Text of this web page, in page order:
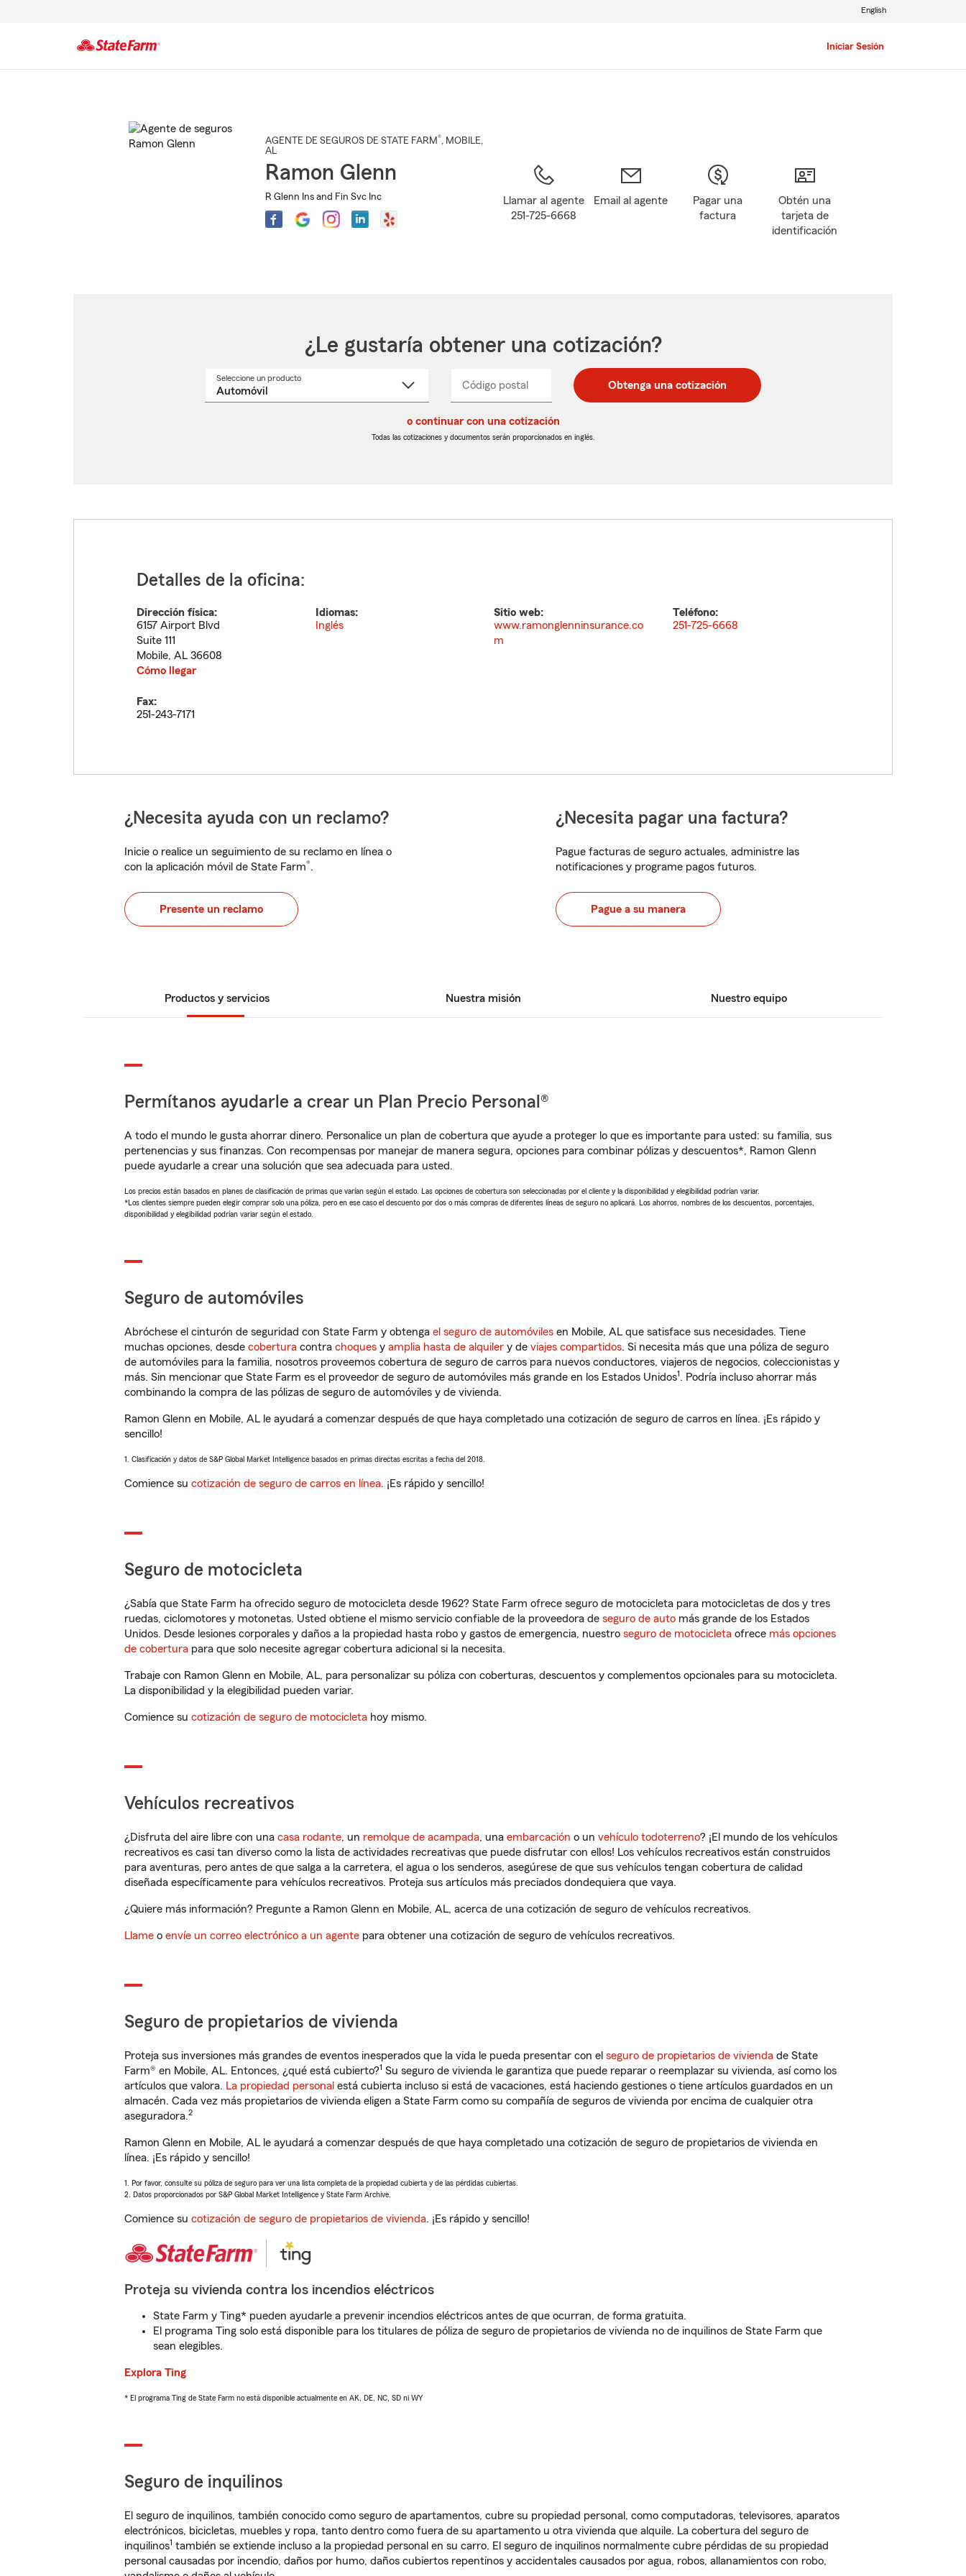
Iniciar Sesión
English
AGENTE DE SEGUROS DE STATE FARM®, MOBILE,
AL
Ramon Glenn
R Glenn Ins and Fin Svc Inc
Llamar al agente
251-725-6668
Email al agente
Pagar una
factura
Obtén una
tarjeta de
identificación
¿Le gustaría obtener una cotización?
Seleccione un productoSeleccione
Código postal
postal
de
postal
de
_____ Obtenga una cotización
o continuar con una cotización
Todas las cotizaciones y documentos serán proporcionados en inglés.
Detalles de la oficina:
Dirección física:
6157 Airport Blvd
Suite 111
Mobile, AL 36608
Cómo llegar
Idiomas:
Inglés
Sitio web:
www.ramonglenninsurance.co
m
Teléfono:
251-725-6668
Fax:
251-243-7171
¿Necesita ayuda con un reclamo?
Inicie o realice un seguimiento de su reclamo en línea o
con la aplicación móvil de State Farm®.
Presente un reclamo
¿Necesita pagar una factura?
Pague facturas de seguro actuales, administre las
notificaciones y programe pagos futuros.
Pague a su manera
Productos y servicios Nuestra misión Nuestro equipo
Permítanos ayudarle a crear un Plan Precio Personal®
A todo el mundo le gusta ahorrar dinero. Personalice un plan de cobertura que ayude a proteger lo que es importante para usted: su familia, sus
pertenencias y sus finanzas. Con recompensas por manejar de manera segura, opciones para combinar pólizas y descuentos*, Ramon Glenn
puede ayudarle a crear una solución que sea adecuada para usted.
Los precios están basados en planes de clasificación de primas que varían según el estado. Las opciones de cobertura son seleccionadas por el cliente y la disponibilidad y elegibilidad podrían variar.
*Los clientes siempre pueden elegir comprar solo una póliza, pero en ese caso el descuento por dos o más compras de diferentes líneas de seguro no aplicará. Los ahorros, nombres de los descuentos, porcentajes,
disponibilidad y elegibilidad podrían variar según el estado.
Seguro de automóviles
Abróchese el cinturón de seguridad con State Farm y obtenga el seguro de automóviles en Mobile, AL que satisface sus necesidades. Tiene
muchas opciones, desde cobertura contra choques y amplia hasta de alquiler y de viajes compartidos. Si necesita más que una póliza de seguro
de automóviles para la familia, nosotros proveemos cobertura de seguro de carros para nuevos conductores, viajeros de negocios, coleccionistas y
más. Sin mencionar que State Farm es el proveedor de seguro de automóviles más grande en los Estados Unidos1. Podría incluso ahorrar más
combinando la compra de las pólizas de seguro de automóviles y de vivienda.
Ramon Glenn en Mobile, AL le ayudará a comenzar después de que haya completado una cotización de seguro de carros en línea. ¡Es rápido y
sencillo!
1. Clasificación y datos de S&P Global Market Intelligence basados en primas directas escritas a fecha del 2018.
Comience su cotización de seguro de carros en línea. ¡Es rápido y sencillo!
Seguro de motocicleta
¿Sabía que State Farm ha ofrecido seguro de motocicleta desde 1962? State Farm ofrece seguro de motocicleta para motocicletas de dos y tres
ruedas, ciclomotores y motonetas. Usted obtiene el mismo servicio confiable de la proveedora de seguro de auto más grande de los Estados
Unidos. Desde lesiones corporales y daños a la propiedad hasta robo y gastos de emergencia, nuestro seguro de motocicleta ofrece más opciones
de cobertura para que solo necesite agregar cobertura adicional si la necesita.
Trabaje con Ramon Glenn en Mobile, AL, para personalizar su póliza con coberturas, descuentos y complementos opcionales para su motocicleta.
La disponibilidad y la elegibilidad pueden variar.
Comience su cotización de seguro de motocicleta hoy mismo.
Vehículos recreativos
¿Disfruta del aire libre con una casa rodante, un remolque de acampada, una embarcación o un vehículo todoterreno? ¡El mundo de los vehículos
recreativos es casi tan diverso como la lista de actividades recreativas que puede disfrutar con ellos! Los vehículos recreativos están construidos
para aventuras, pero antes de que salga a la carretera, el agua o los senderos, asegúrese de que sus vehículos tengan cobertura de calidad
diseñada específicamente para vehículos recreativos. Proteja sus artículos más preciados dondequiera que vaya.
¿Quiere más información? Pregunte a Ramon Glenn en Mobile, AL, acerca de una cotización de seguro de vehículos recreativos.
Llame o envíe un correo electrónico a un agente para obtener una cotización de seguro de vehículos recreativos.
Seguro de propietarios de vivienda
Proteja sus inversiones más grandes de eventos inesperados que la vida le pueda presentar con el seguro de propietarios de vivienda de State
Farm® en Mobile, AL. Entonces, ¿qué está cubierto?1 Su seguro de vivienda le garantiza que puede reparar o reemplazar su vivienda, así como los
artículos que valora. La propiedad personal está cubierta incluso si está de vacaciones, está haciendo gestiones o tiene artículos guardados en un
almacén. Cada vez más propietarios de vivienda eligen a State Farm como su compañía de seguros de vivienda por encima de cualquier otra
aseguradora.2
Ramon Glenn en Mobile, AL le ayudará a comenzar después de que haya completado una cotización de seguro de propietarios de vivienda en
línea. ¡Es rápido y sencillo!
1. Por favor, consulte su póliza de seguro para ver una lista completa de la propiedad cubierta y de las pérdidas cubiertas.
2. Datos proporcionados por S&P Global Market Intelligence y State Farm Archive.
Comience su cotización de seguro de propietarios de vivienda. ¡Es rápido y sencillo!
Proteja su vivienda contra los incendios eléctricos
State Farm y Ting* pueden ayudarle a prevenir incendios eléctricos antes de que ocurran, de forma gratuita.
El programa Ting solo está disponible para los titulares de póliza de seguro de propietarios de vivienda no de inquilinos de State Farm que
sean elegibles.
Explora Ting
* El programa Ting de State Farm no está disponible actualmente en AK, DE, NC, SD ni WY
Seguro de inquilinos
El seguro de inquilinos, también conocido como seguro de apartamentos, cubre su propiedad personal, como computadoras, televisores, aparatos
electrónicos, bicicletas, muebles y ropa, tanto dentro como fuera de su apartamento u otra vivienda que alquile. La cobertura del seguro de
inquilinos1 también se extiende incluso a la propiedad personal en su carro. El seguro de inquilinos normalmente cubre pérdidas de su propiedad
personal causadas por incendio, daños por humo, daños cubiertos repentinos y accidentales causados por agua, robos, allanamientos con robo,